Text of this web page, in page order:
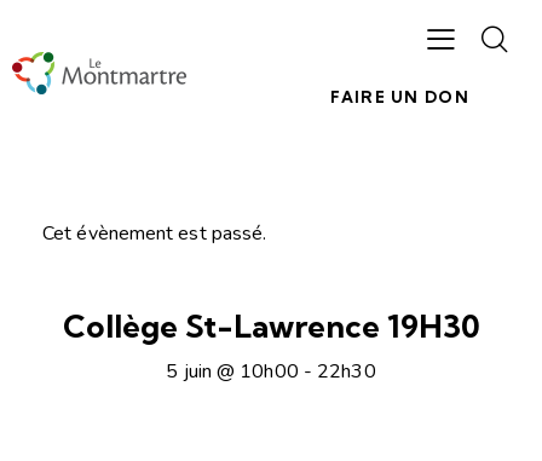
FAIRE UN DON
Cet évènement est passé.
Collège St-Lawrence 19H30
5 juin @ 10h00 - 22h30